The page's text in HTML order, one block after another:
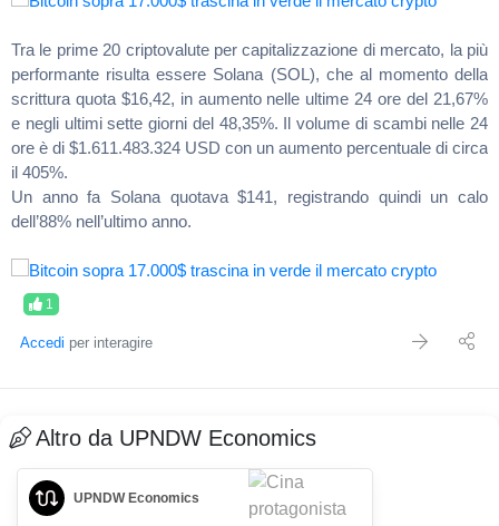
Tra le prime 20 criptovalute per capitalizzazione di mercato, la più
performante risulta essere Solana (SOL), che al momento della
scrittura quota $16,42, in aumento nelle ultime 24 ore del 21,67%
e negli ultimi sette giorni del 48,35%. Il volume di scambi nelle 24
ore è di $1.611.483.324 USD con un aumento percentuale di circa
il 405%.
Un anno fa Solana quotava $141, registrando quindi un calo
dell’88% nell’ultimo anno.
1
Accedi per interagire
Altro da UPNDW Economics
UPNDW Economics